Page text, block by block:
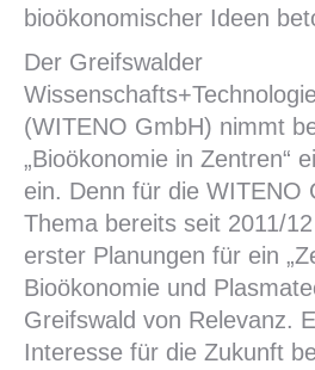
bioökonomischer Ideen
Der Greifswalder
(WITENO GmbH) nimmt
„Bioökonomie in Zentren“
ein. Denn für die WITENO
Thema bereits seit 2011/
erster Planungen für ein
Bioökonomie und
Greifswald von Relevanz.
Interesse für die Zukunft